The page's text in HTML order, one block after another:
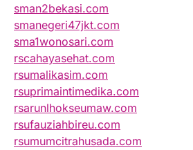
sman2bekasi.com
smanegeri47jkt.com
sma1wonosari.com
rscahayasehat.com
rsumalikasim.com
rsuprimaintimedika.com
rsarunlhokseumaw.com
rsufauziahbireu.com
rsumumcitrahusada.com